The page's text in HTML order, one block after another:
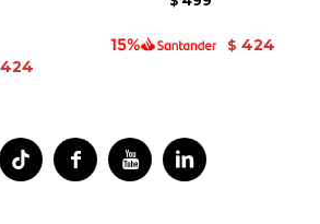
424
$ 424
  